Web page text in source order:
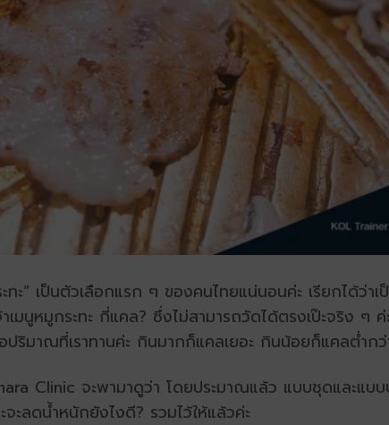
ะ” เป็นตัวเลือกแรก ๆ ของคนไทยแน่นอนค่ะ เรียกได้ว่าเ
มนูหมูกระทะ กี่แคล? ซึ่งไม่สามารถวัดได้ตรงเป๊ะจริง ๆ
ริมาณที่เราทานค่ะ กินมากก็แคลเยอะ กินน้อยก็แคลต่ำกว่
Clinic จะพามาดูว่า โดยประมาณแล้ว แบบชุดและแบ
ะลดน้ำหนักยังไงดี? รวมไว้ให้แล้วค่ะ